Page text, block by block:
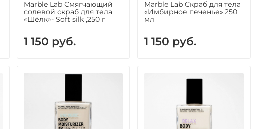
Marble Lab Смягчающий
солевой скраб для тела
«Шёлк»- Soft silk ,250 г
1 150 руб.
Marble Lab Cкраб для тела
«Имбирное печенье»,250
мл
1 150 руб.